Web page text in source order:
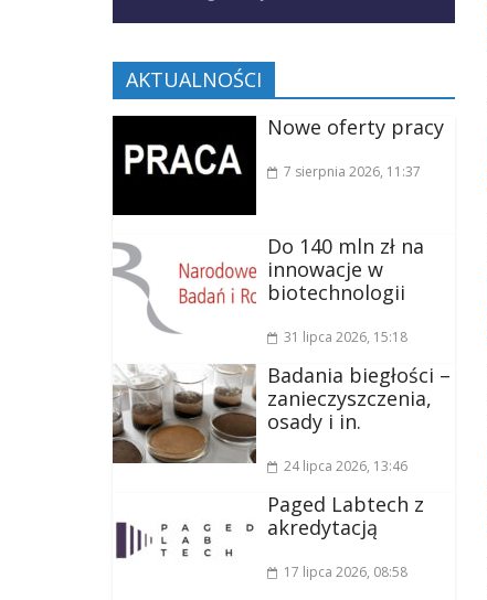
AKTUALNOŚCI
Nowe oferty pracy
7 sierpnia 2026, 11:37
Do 140 mln zł na
innowacje w
biotechnologii
31 lipca 2026, 15:18
Badania biegłości –
zanieczyszczenia,
osady i in.
24 lipca 2026, 13:46
Paged Labtech z
akredytacją
17 lipca 2026, 08:58